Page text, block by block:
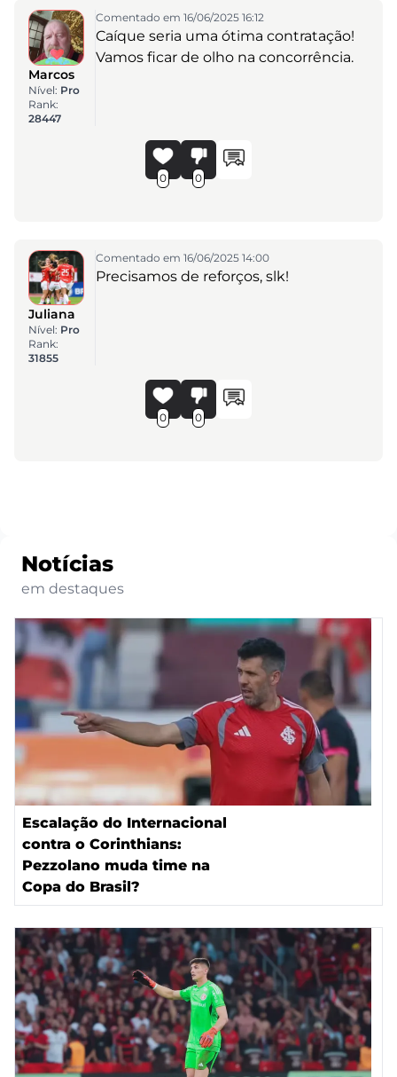
Marcos
Nível: Pro
Rank:
28447
Comentado em 16/06/2025 16:12
Caíque seria uma ótima contratação!
Vamos ficar de olho na concorrência.
0 0
Juliana
Nível: Pro
Rank:
31855
Comentado em 16/06/2025 14:00
Precisamos de reforços, slk!
0 0
Notícias
em destaques
Escalação do Internacional
contra o Corinthians:
Pezzolano muda time na
Copa do Brasil?